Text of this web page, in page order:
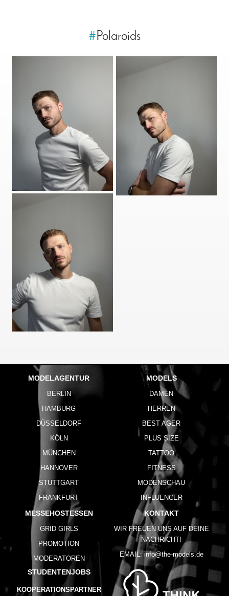
# Polaroids
MODELAGENTUR
BERLIN
HAMBURG
DÜSSELDORF
KÖLN
MÜNCHEN
HANNOVER
STUTTGART
FRANKFURT
MODELS
DAMEN
HERREN
BEST AGER
PLUS SIZE
TATTOO
FITNESS
MODENSCHAU
INFLUENCER
MESSEHOSTESSEN
GRID GIRLS
PROMOTION
MODERATOREN
STUDENTENJOBS
KOOPERATIONSPARTNER
KONTAKT
WIR FREUEN UNS AUF DEINE
NACHRICHT!
EMAIL: info@the-models.de